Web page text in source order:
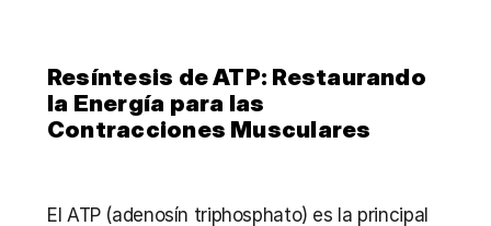
Resíntesis de ATP: Restaurando
la Energía para las
Contracciones Musculares
El ATP (adenosín triphosphato) es la principal